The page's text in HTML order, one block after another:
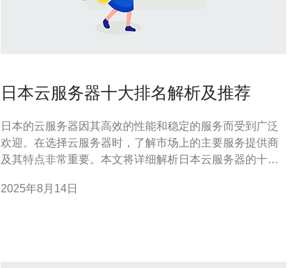
日本云服务器十大排名解析及推荐
日本的云服务器因其高效的性能和稳定的服务而受到广泛
欢迎。在选择云服务器时，了解市场上的主要服务提供商
及其特点非常重要。本文将详细解析日本云服务器的十大
择。 以下是日本云服务器十大排名及推荐的详细解析： 1.
2025年8月14日